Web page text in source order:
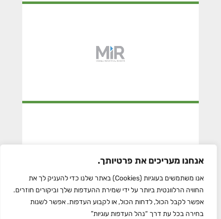
אנחנו מעריכים את פרטיותך.
אנו משתמשים בעוגיות (Cookies) באתר שלנו כדי להעניק לך את
החוויה הרלוונטית ביותר על ידי שמירת ההעדפות שלך וביקורים חוזרים.
אפשר לקבל הכול, לדחות הכול, או לקבוע העדפות. אפשר לשנות
בחירה בכל עת דרך “נהל העדפות עוגיות”
MIR